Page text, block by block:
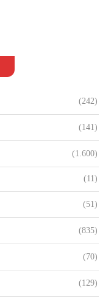
(242)
(141)
(1.600)
(11)
(51)
(835)
(70)
(129)